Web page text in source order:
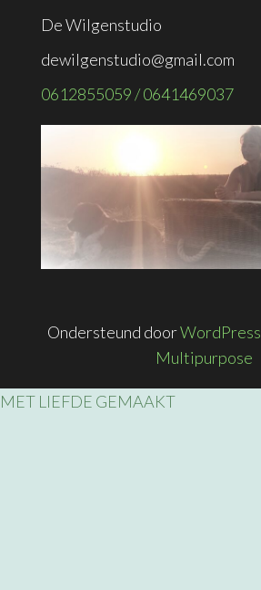
De Wilgenstudio
dewilgenstudio@gmail.com
0612855059 / 0641469037
Ondersteund doorWordPress
Multipurpose
MET LIEFDE GEMAAKT